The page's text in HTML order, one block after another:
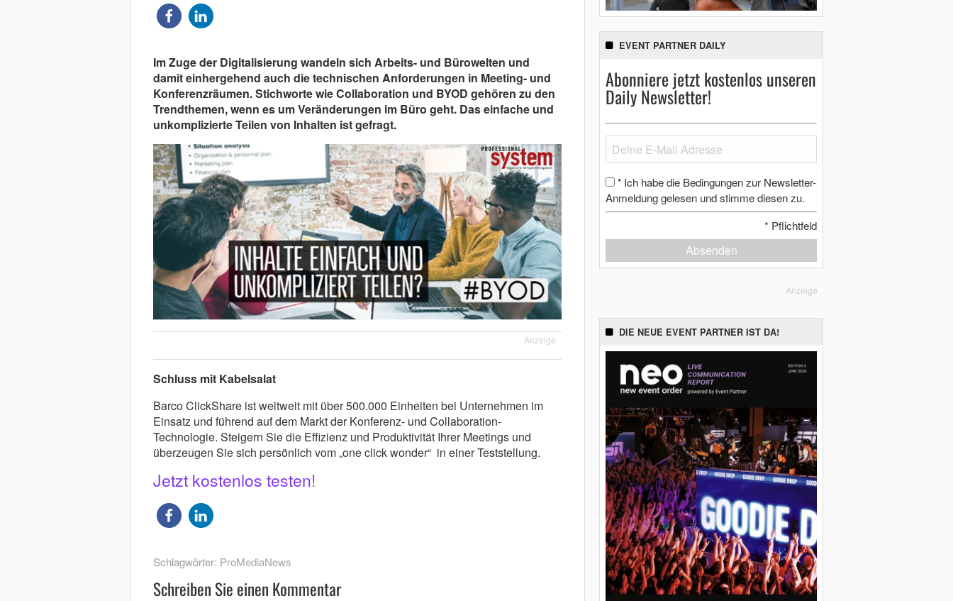
Im Zuge der Digitalisierung wandeln sich Arbeits- und Bürowelten und
damit einhergehend auch die technischen Anforderungen in Meeting- und
Konferenzräumen. Stichworte wie Collaboration und BYOD gehören zu den
Trendthemen, wenn es um Veränderungen im Büro geht. Das einfache und
unkomplizierte Teilen von Inhalten ist gefragt.
Anzeige
Schluss mit Kabelsalat
Barco ClickShare ist weltweit mit über 500.000 Einheiten bei Unternehmen im
Einsatz und führend auf dem Markt der Konferenz- und Collaboration-
Technologie. Steigern Sie die Effizienz und Produktivität Ihrer Meetings und
überzeugen Sie sich persönlich vom „one click wonder“ in einer Teststellung.
Jetzt kostenlos testen!
Schlagwörter: ProMediaNews
Schreiben Sie einen Kommentar
EVENT PARTNER DAILY
Abonniere jetzt kostenlos unseren
Daily Newsletter!
* Ich habe die Bedingungen zur Newsletter-
Anmeldung gelesen und stimme diesen zu.
* Pflichtfeld
Absenden
Anzeige
DIE NEUE EVENT PARTNER IST DA!